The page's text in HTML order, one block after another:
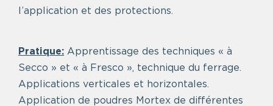
l’application et des protections.
Pratique: Apprentissage des techniques « à
Secco » et « à Fresco », technique du ferrage.
Applications verticales et horizontales.
Application de poudres Mortex de différentes